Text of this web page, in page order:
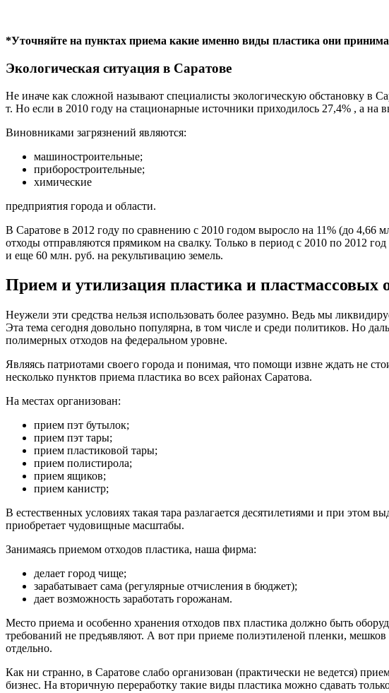
*Уточняйте на пунктах приема какие именно виды пластика они
Экологическая ситуация в Саратове
Не иначе как сложной называют специалисты экологическую обстановку в
т. Но если в 2010 году на стационарные источники приходилось 27,4% , а на
Виновниками загрязнений являются:
машиностроительные;
приборостроительные;
химические
предприятия города и области.
В Саратове в 2012 году по сравнению с 2010 годом выросло на 11% (до 4,66
отходы отправляются прямиком на свалку. Только в период с 2010 по 2012
и еще 60 млн. руб. на рекультивацию земель.
Прием и утилизация пластика и пластмассовых
Неужели эти средства нельзя использовать более разумно. Ведь мы
Эта тема сегодня довольно популярна, в том числе и среди политиков. Но
полимерных отходов на федеральном уровне.
Являясь патриотами своего города и понимая, что помощи извне ждать не
несколько пунктов приема пластика во всех районах Саратова.
На местах организован:
прием пэт бутылок;
прием пэт тары;
прием пластиковой тары;
прием полистирола;
прием ящиков;
прием канистр;
В естественных условиях такая тара разлагается десятилетиями и при этом
приобретает чудовищные масштабы.
Занимаясь приемом отходов пластика, наша фирма:
делает город чище;
зарабатывает сама (регулярные отчисления в бюджет);
дает возможность заработать горожанам.
Место приема и особенно хранения отходов пвх пластика должно быть
требований не предъявляют. А вот при приеме полиэтиленой пленки,
отдельно.
Как ни странно, в Саратове слабо организован (практически не ведется)
бизнес. На вторичную переработку такие виды пластика можно сдавать